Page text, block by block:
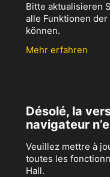
Bitte aktualisieren
alle Funktionen
können.
Mehr erfahren
Désolé, la
navigateur
Veuillez mettre à
toutes les
Hall.